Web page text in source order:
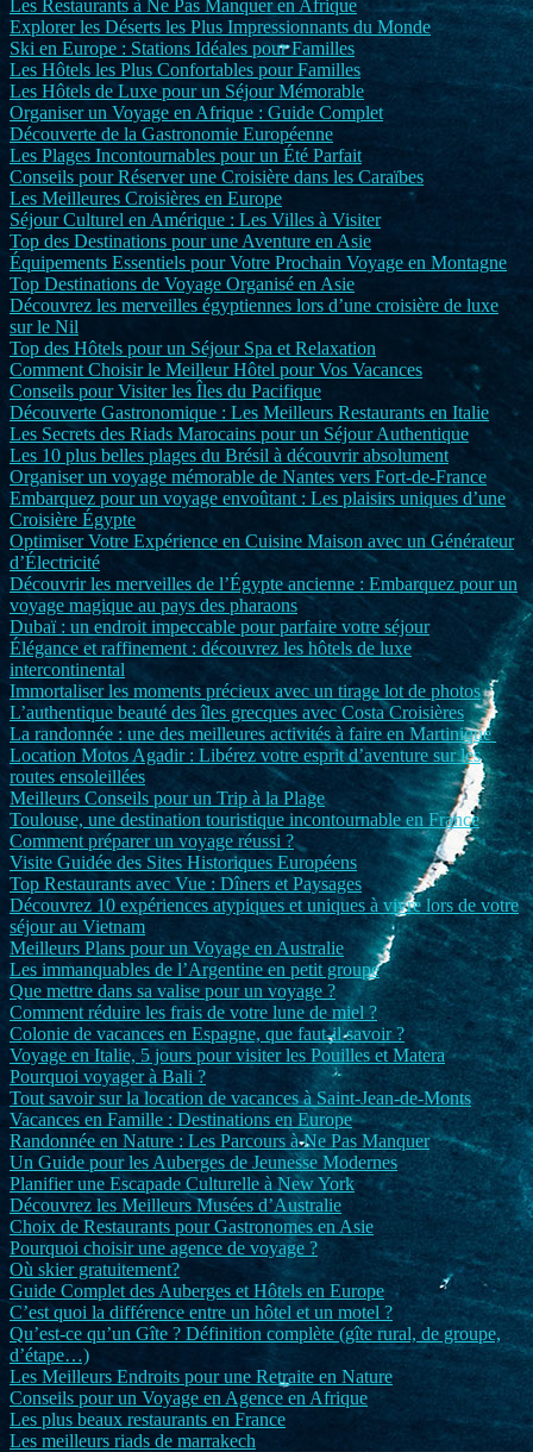
Les Restaurants à Ne Pas Manquer en Afrique
Explorer les Déserts les Plus Impressionnants du Monde
Ski en Europe : Stations Idéales pour Familles
Les Hôtels les Plus Confortables pour Familles
Les Hôtels de Luxe pour un Séjour Mémorable
Organiser un Voyage en Afrique : Guide Complet
Découverte de la Gastronomie Européenne
Les Plages Incontournables pour un Été Parfait
Conseils pour Réserver une Croisière dans les Caraïbes
Les Meilleures Croisières en Europe
Séjour Culturel en Amérique : Les Villes à Visiter
Top des Destinations pour une Aventure en Asie
Équipements Essentiels pour Votre Prochain Voyage en Montagne
Top Destinations de Voyage Organisé en Asie
Découvrez les merveilles égyptiennes lors d’une croisière de luxe
sur le Nil
Top des Hôtels pour un Séjour Spa et Relaxation
Comment Choisir le Meilleur Hôtel pour Vos Vacances
Conseils pour Visiter les Îles du Pacifique
Découverte Gastronomique : Les Meilleurs Restaurants en Italie
Les Secrets des Riads Marocains pour un Séjour Authentique
Les 10 plus belles plages du Brésil à découvrir absolument
Organiser un voyage mémorable de Nantes vers Fort-de-France
Embarquez pour un voyage envoûtant : Les plaisirs uniques d’une
Croisière Égypte
Optimiser Votre Expérience en Cuisine Maison avec un Générateur
d’Électricité
Découvrir les merveilles de l’Égypte ancienne : Embarquez pour un
voyage magique au pays des pharaons
Dubaï : un endroit impeccable pour parfaire votre séjour
Élégance et raffinement : découvrez les hôtels de luxe
intercontinental
Immortaliser les moments précieux avec un tirage lot de photos
L’authentique beauté des îles grecques avec Costa Croisières
La randonnée : une des meilleures activités à faire en Martinique
Location Motos Agadir : Libérez votre esprit d’aventure sur les
routes ensoleillées
Meilleurs Conseils pour un Trip à la Plage
Toulouse, une destination touristique incontournable en France
Comment préparer un voyage réussi ?
Visite Guidée des Sites Historiques Européens
Top Restaurants avec Vue : Dîners et Paysages
Découvrez 10 expériences atypiques et uniques à vivre lors de votre
séjour au Vietnam
Meilleurs Plans pour un Voyage en Australie
Les immanquables de l’Argentine en petit groupe
Que mettre dans sa valise pour un voyage ?
Comment réduire les frais de votre lune de miel ?
Colonie de vacances en Espagne, que faut-il savoir ?
Voyage en Italie, 5 jours pour visiter les Pouilles et Matera
Pourquoi voyager à Bali ?
Tout savoir sur la location de vacances à Saint-Jean-de-Monts
Vacances en Famille : Destinations en Europe
Randonnée en Nature : Les Parcours à Ne Pas Manquer
Un Guide pour les Auberges de Jeunesse Modernes
Planifier une Escapade Culturelle à New York
Découvrez les Meilleurs Musées d’Australie
Choix de Restaurants pour Gastronomes en Asie
Pourquoi choisir une agence de voyage ?
Où skier gratuitement?
Guide Complet des Auberges et Hôtels en Europe
C’est quoi la différence entre un hôtel et un motel ?
Qu’est-ce qu’un Gîte ? Définition complète (gîte rural, de groupe,
d’étape…)
Les Meilleurs Endroits pour une Retraite en Nature
Conseils pour un Voyage en Agence en Afrique
Les plus beaux restaurants en France
Les meilleurs riads de marrakech